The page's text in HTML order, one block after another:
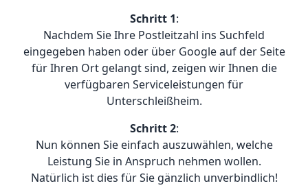
Schritt 1:
Nachdem Sie Ihre Postleitzahl ins Suchfeld
eingegeben haben oder über Google auf der Seite
für Ihren Ort gelangt sind, zeigen wir Ihnen die
verfügbaren Serviceleistungen für
Unterschleißheim.
Schritt 2:
Nun können Sie einfach auszuwählen, welche
Leistung Sie in Anspruch nehmen wollen.
Natürlich ist dies für Sie gänzlich unverbindlich!